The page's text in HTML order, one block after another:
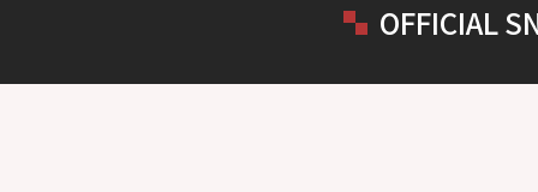
OFFICIAL